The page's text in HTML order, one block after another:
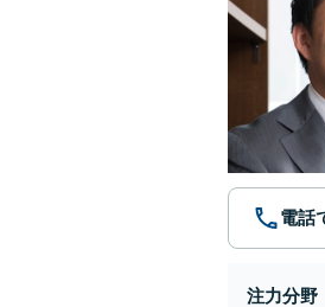
電話
注力分野